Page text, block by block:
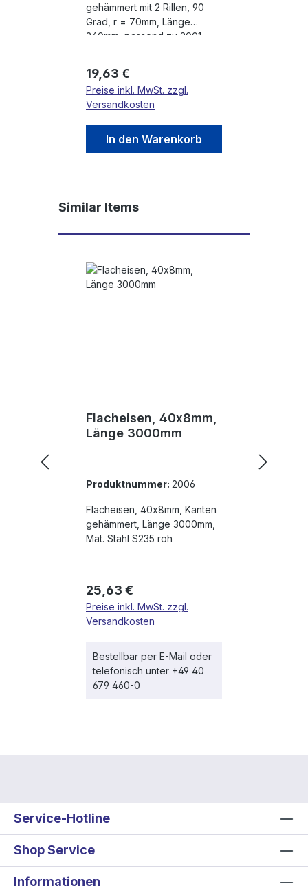
gehämmert mit 2 Rillen, 90
Grad, r = 70mm, Länge
340mm, passend zu 2001,
Regulärer Preis:
19,63 €
Preise inkl. MwSt. zzgl.
Versandkosten
In den Warenkorb
Produktgalerie überspringen
Similar Items
Flacheisen, 40x8mm,
Länge 3000mm
Produktnummer: 2006
Flacheisen, 40x8mm, Kanten
gehämmert, Länge 3000mm,
Mat. Stahl S235 roh
Regulärer Preis:
25,63 €
Preise inkl. MwSt. zzgl.
Versandkosten
Bestellbar per E-Mail oder
telefonisch unter +49 40
679 460-0
Service-Hotline
Shop Service
Informationen